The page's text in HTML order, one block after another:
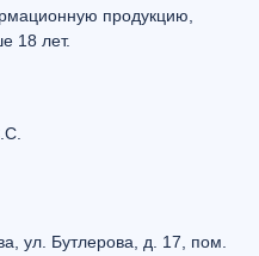
продукцию,
18 лет.
ул. Бутлерова, д. 17, пом.